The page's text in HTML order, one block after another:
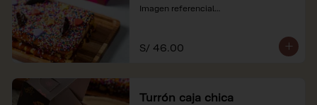
Imagen referencial
soles e incluyen impuestos de ley y
recargo al consumo.
S/ 46.00
Turrón caja chica